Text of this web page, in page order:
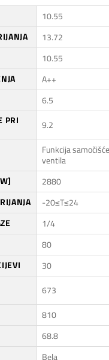
10.55
13.72
10.55
A++
6.5
PRI
9.2
Funkcija
ventila
2880
-20≤T≤24
1/4
80
30
673
810
68.8
Bela